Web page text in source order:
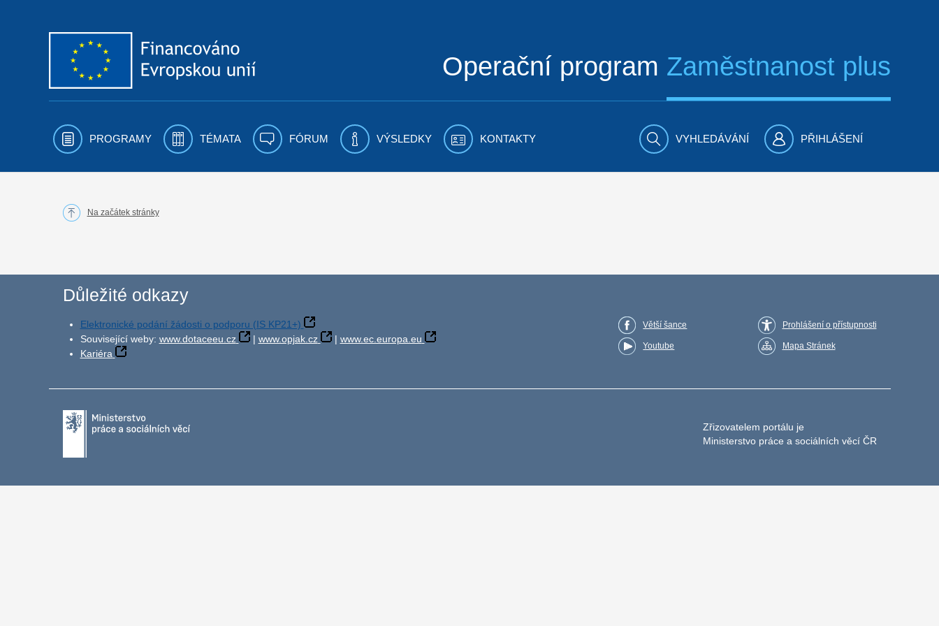
Operační program Zaměstnanost plus
PROGRAMY TÉMATA FÓRUM VÝSLEDKY KONTAKTY VYHLEDÁVÁNÍ PŘIHLÁŠENÍ
Na začátek stránky
Důležité odkazy
Elektronické podání žádosti o podporu (IS KP21+)
Související weby: www.dotaceeu.cz | www.opjak.cz | www.ec.europa.eu
Kariéra
Větší šance
Youtube
Prohlášení o přístupnosti
Mapa Stránek
Zřizovatelem portálu je
Ministerstvo práce a sociálních věcí ČR